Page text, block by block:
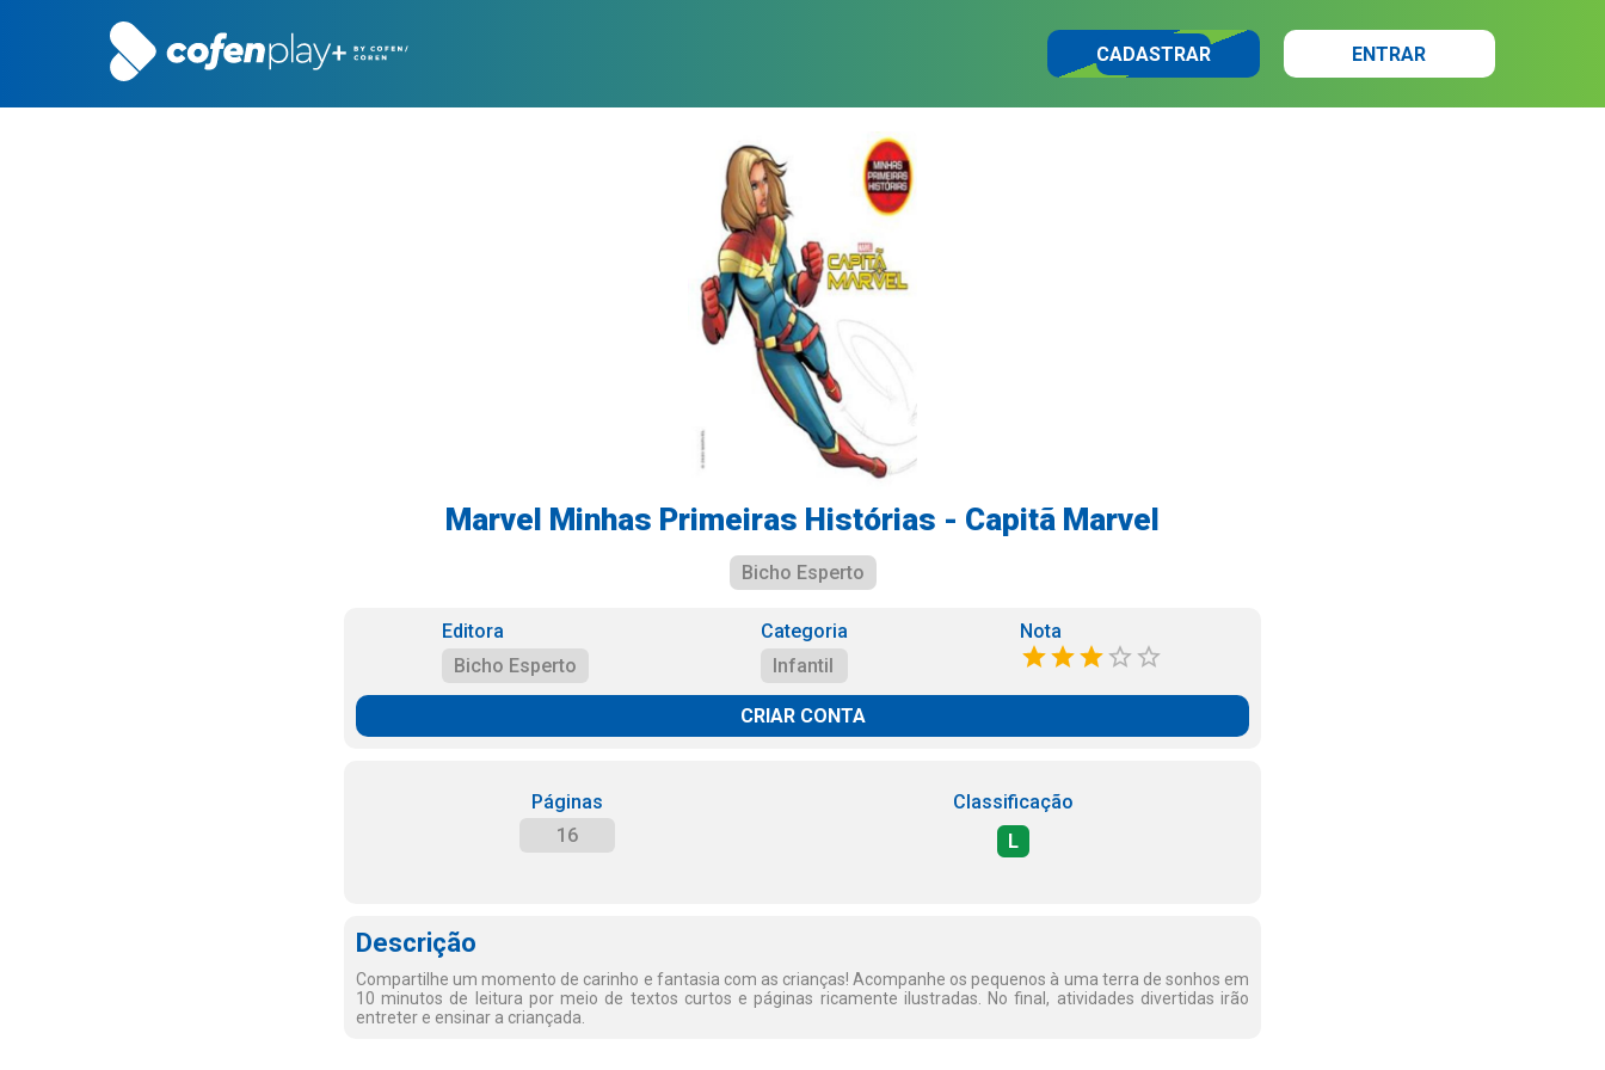
CADASTRAR ENTRAR
Marvel Minhas Primeiras Histórias - Capitã Marvel
Bicho Esperto
Editora
Bicho Esperto
Categoria
Infantil
Nota
CRIAR CONTA
Páginas
16
Classificação
L
Descrição
Compartilhe um momento de carinho e fantasia com as crianças! Acompanhe os pequenos à uma terra de sonhos em
10 minutos de leitura por meio de textos curtos e páginas ricamente ilustradas. No final, atividades divertidas irão
entreter e ensinar a criançada.